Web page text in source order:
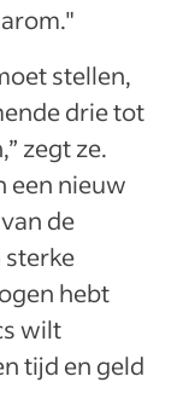
stellen,
drie tot
zegt ze.
een nieuw
de
sterke
hebt
wilt
tijd en geld